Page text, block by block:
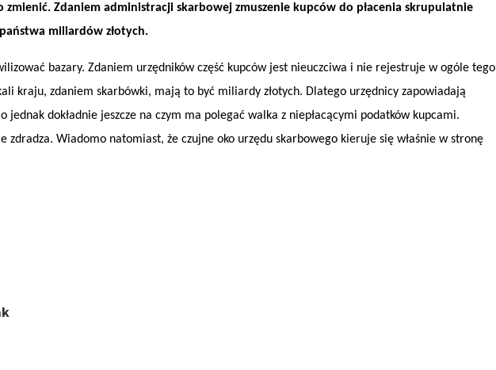
zmienić. Zdaniem administracji skarbowej zmuszenie kupców do płacenia skrupulatnie
miliardów złotych.
bazary. Zdaniem urzędników część kupców jest nieuczciwa i nie rejestruje w ogóle tego
kraju, zdaniem skarbówki, mają to być miliardy złotych. Dlatego urzędnicy zapowiadają
jednak dokładnie jeszcze na czym ma polegać walka z niepłacącymi podatków kupcami.
zdradza. Wiadomo natomiast, że czujne oko urzędu skarbowego kieruje się właśnie w stronę